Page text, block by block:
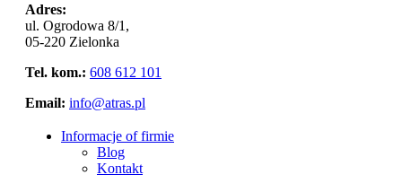
Adres:
ul. Ogrodowa 8/1,
05-220 Zielonka
Tel. kom.: 608 612 101
Email: info@atras.pl
Informacje of firmie
Blog
Kontakt